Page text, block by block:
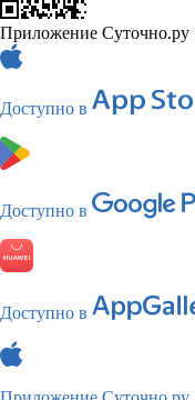
Приложение Суточно.ру
Доступно в
Доступно в
Доступно в